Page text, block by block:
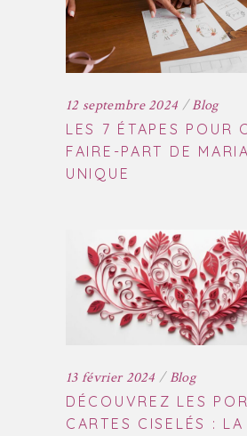
12 septembre 2024 Blog
LES 7 ÉTAPES POUR
FAIRE-PART DE
UNIQUE
13 février 2024 Blog
DÉCOUVREZ LES
CARTES CISELÉS :